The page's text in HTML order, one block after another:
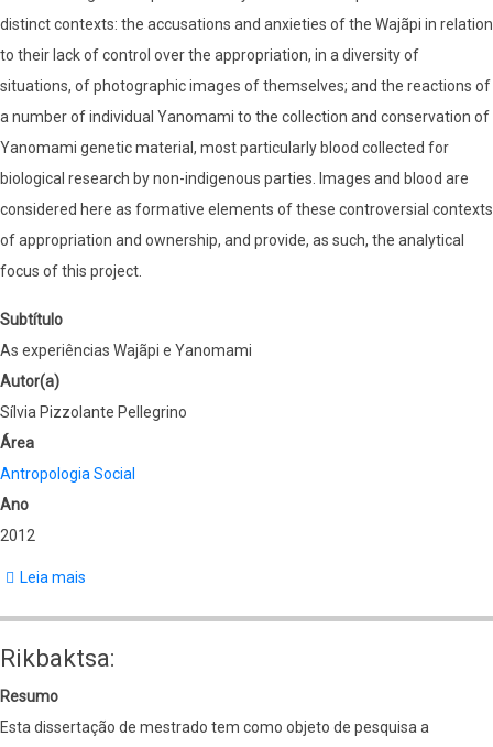
distinct contexts: the accusations and anxieties of the Wajãpi in relation
to their lack of control over the appropriation, in a diversity of
situations, of photographic images of themselves; and the reactions of
a number of individual Yanomami to the collection and conservation of
Yanomami genetic material, most particularly blood collected for
biological research by non-indigenous parties. Images and blood are
considered here as formative elements of these controversial contexts
of appropriation and ownership, and provide, as such, the analytical
focus of this project.
Subtítulo
As experiências Wajãpi e Yanomami
Autor(a)
Sílvia Pizzolante Pellegrino
Área
Antropologia Social
Ano
2012
Leia mais
Substâncias
Vínculos
Rikbaktsa:
Resumo
Esta dissertação de mestrado tem como objeto de pesquisa a